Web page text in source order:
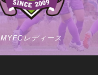
MYFCレディース